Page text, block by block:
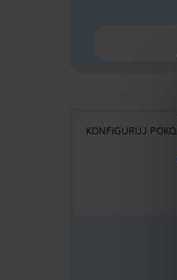
KONFIGURUJ POKÓJ